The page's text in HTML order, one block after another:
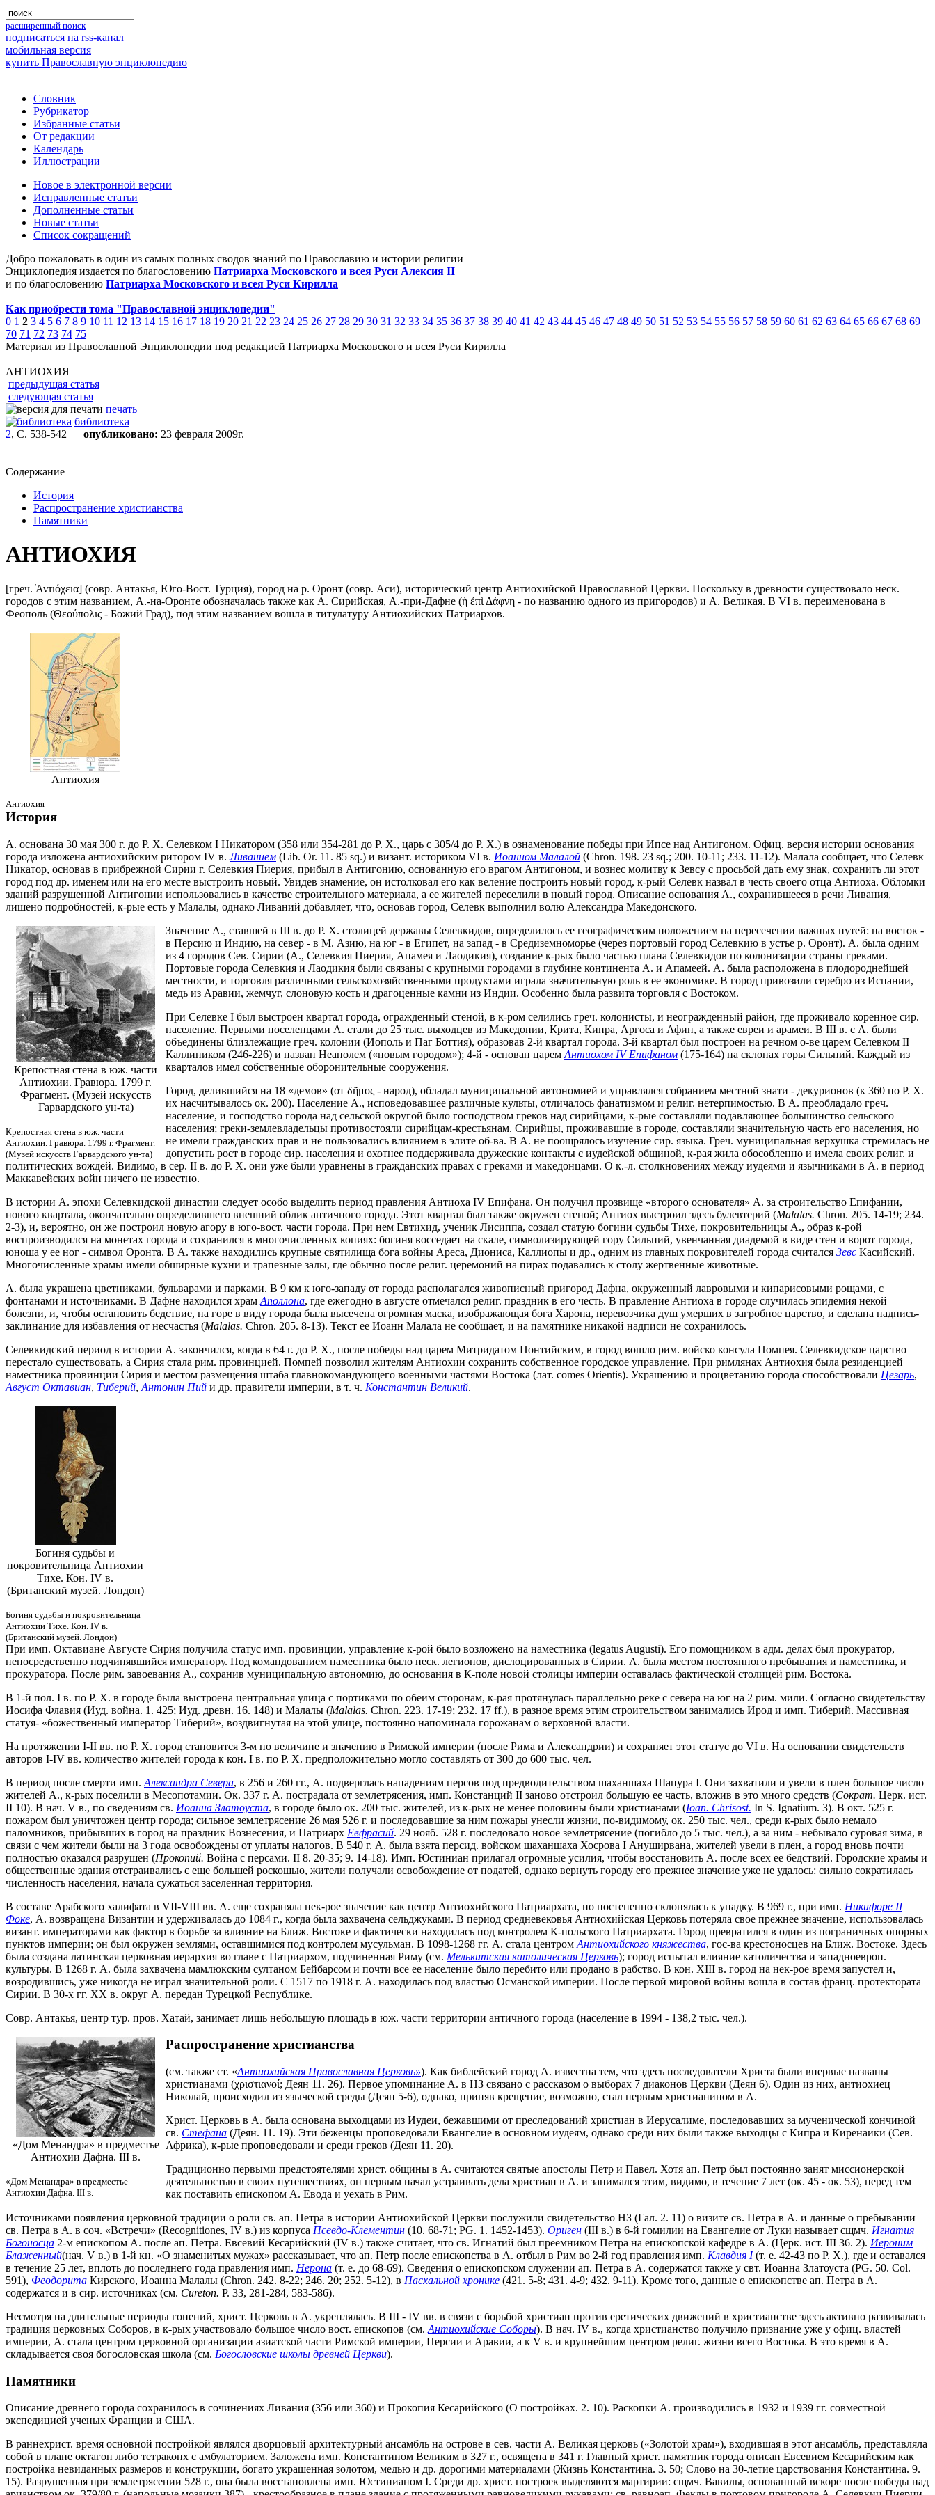
расширенный поиск
подписаться на rss-канал
мобильная версия
купить Православную энциклопедию
Словник
Рубрикатор
Избранные статьи
От редакции
Календарь
Иллюстрации
Новое в электронной версии
Исправленные статьи
Дополненные статьи
Новые статьи
Список сокращений
Добро пожаловать в один из самых полных сводов знаний по Православию и истории религии
Энциклопедия издается по благословению Патриарха Московского и всея Руси Алексия II
и по благословению Патриарха Московского и всея Руси Кирилла
Как приобрести тома "Православной энциклопедии"
0 1 2 3 4 5 6 7 8 9 10 11 12 13 14 15 16 17 18 19 20 21 22 23 24 25 26 27 28 29 30 31 32 33 34 35 36 37 38 39 40 41 42 43 44 45 46 47 48 49 50 51 52 53 54 55 56 57 58 59 60 61 62 63 64 65 66 67 68 69
70 71 72 73 74 75
Материал из Православной Энциклопедии под редакцией Патриарха Московского и всея Руси Кирилла
АНТИОХИЯ
предыдущая статья
следующая статья
печать
библиотека
2, С. 538-542 опубликовано: 23 февраля 2009г.
Содержание
История
Распространение христианства
Памятники
АНТИОХИЯ
[греч. ̓Αντιόχεια] (совр. Антакья, Юго-Вост. Турция), город на р. Оронт (совр. Аси), исторический центр Антиохийской Православной Церкви. Поскольку в древности существовало неск.
городов с этим названием, А.-на-Оронте обозначалась также как А. Сирийская, А.-при-Дафне (ἡ ἐπὶ Δάφνη - по названию одного из пригородов) и А. Великая. В VI в. переименована в
Феополь (Θεούπολις - Божий Град), под этим названием вошла в титулатуру Антиохийских Патриархов.
Антиохия
Антиохия
История
А. основана 30 мая 300 г. до Р. Х. Селевком I Никатором (358 или 354-281 до Р. Х., царь с 305/4 до Р. Х.) в ознаменование победы при Ипсе над Антигоном. Офиц. версия истории основания
города изложена антиохийским ритором IV в.Ливанием (Lib. Or. 11. 85 sq.) и визант. историком VI в. Иоанном Малалой (Chron. 198. 23 sq.; 200. 10-11; 233. 11-12). Малала сообщает, что Селевк
Никатор, основав в прибрежной Сирии г. Селевкия Пиерия, прибыл в Антигонию, основанную его врагом Антигоном, и вознес молитву к Зевсу с просьбой дать ему знак, сохранить ли этот
город под др. именем или на его месте выстроить новый. Увидев знамение, он истолковал его как веление построить новый город, к-рый Селевк назвал в честь своего отца Антиоха. Обломки
зданий разрушенной Антигонии использовались в качестве строительного материала, а ее жителей переселили в новый город. Описание основания А., сохранившееся в речи Ливания,
лишено подробностей, к-рые есть у Малалы, однако Ливаний добавляет, что, основав город, Селевк выполнил волю Александра Македонского.
Крепостная стена в юж. части
Антиохии. Гравюра. 1799 г.
Фрагмент. (Музей искусств
Гарвардского ун-та)
Крепостная стена в юж. части
Антиохии. Гравюра. 1799 г. Фрагмент.
(Музей искусств Гарвардского ун-та)
Значение А., ставшей в III в. до Р. Х. столицей державы Селевкидов, определилось ее географическим положением на пересечении важных путей: на восток -
в Персию и Индию, на север - в М. Азию, на юг - в Египет, на запад - в Средиземноморье (через портовый город Селевкию в устье р. Оронт). А. была одним
из 4 городов Сев. Сирии (А., Селевкия Пиерия, Апамея и Лаодикия), создание к-рых было частью плана Селевкидов по колонизации страны греками.
Портовые города Селевкия и Лаодикия были связаны с крупными городами в глубине континента А. и Апамеей. А. была расположена в плодороднейшей
местности, и торговля различными сельскохозяйственными продуктами играла значительную роль в ее экономике. В город привозили серебро из Испании,
медь из Аравии, жемчуг, слоновую кость и драгоценные камни из Индии. Особенно была развита торговля с Востоком.
При Селевке I был выстроен квартал города, огражденный стеной, в к-ром селились греч. колонисты, и неогражденный район, где проживало коренное сир.
население. Первыми поселенцами А. стали до 25 тыс. выходцев из Македонии, Крита, Кипра, Аргоса и Афин, а также евреи и арамеи. В III в. с А. были
объединены близлежащие греч. колонии (Иополь и Паг Боттия), образовав 2-й квартал города. 3-й квартал был построен на речном о-ве царем Селевком II
Каллиником (246-226) и назван Неаполем («новым городом»); 4-й - основан царем Антиохом IV Епифаном (175-164) на склонах горы Сильпий. Каждый из
кварталов имел собственные оборонительные сооружения.
Город, делившийся на 18 «демов» (от δῆμος - народ), обладал муниципальной автономией и управлялся собранием местной знати - декурионов (к 360 по Р. Х.
их насчитывалось ок. 200). Население А., исповедовавшее различные культы, отличалось фанатизмом и религ. нетерпимостью. В А. преобладало греч.
население, и господство города над сельской округой было господством греков над сирийцами, к-рые составляли подавляющее большинство сельского
населения; греки-землевладельцы противостояли сирийцам-крестьянам. Сирийцы, проживавшие в городе, составляли значительную часть его населения, но
не имели гражданских прав и не пользовались влиянием в элите об-ва. В А. не поощрялось изучение сир. языка. Греч. муниципальная верхушка стремилась не
допустить рост в городе сир. населения и охотнее поддерживала дружеские контакты с иудейской общиной, к-рая жила обособленно и имела своих религ. и
политических вождей. Видимо, в сер. II в. до Р. Х. они уже были уравнены в гражданских правах с греками и македонцами. О к.-л. столкновениях между иудеями и язычниками в А. в период
Маккавейских войн ничего не известно.
В истории А. эпохи Селевкидской династии следует особо выделить период правления Антиоха IV Епифана. Он получил прозвище «второго основателя» А. за строительство Епифании,
нового квартала, окончательно определившего внешний облик античного города. Этот квартал был также окружен стеной; Антиох выстроил здесь булевтерий (Malalas. Chron. 205. 14-19; 234.
2-3), и, вероятно, он же построил новую агору в юго-вост. части города. При нем Евтихид, ученик Лисиппа, создал статую богини судьбы Тихе, покровительницы А., образ к-рой
воспроизводился на монетах города и сохранился в многочисленных копиях: богиня восседает на скале, символизирующей гору Сильпий, увенчанная диадемой в виде стен и ворот города,
юноша у ее ног - символ Оронта. В А. также находились крупные святилища бога войны Ареса, Диониса, Каллиопы и др., одним из главных покровителей города считался Зевс Касийский.
Многочисленные храмы имели обширные кухни и трапезные залы, где обычно после религ. церемоний на пирах подавались к столу жертвенные животные.
А. была украшена цветниками, бульварами и парками. В 9 км к юго-западу от города располагался живописный пригород Дафна, окруженный лавровыми и кипарисовыми рощами, с
фонтанами и источниками. В Дафне находился храм Аполлона, где ежегодно в августе отмечался религ. праздник в его честь. В правление Антиоха в городе случилась эпидемия некой
болезни, и, чтобы остановить бедствие, на горе в виду города была высечена огромная маска, изображающая бога Харона, перевозчика душ умерших в загробное царство, и сделана надпись-
заклинание для избавления от несчастья (Malalas. Chron. 205. 8-13). Текст ее Иоанн Малала не сообщает, и на памятнике никакой надписи не сохранилось.
Селевкидский период в истории А. закончился, когда в 64 г. до Р. Х., после победы над царем Митридатом Понтийским, в город вошло рим. войско консула Помпея. Селевкидское царство
перестало существовать, а Сирия стала рим. провинцией. Помпей позволил жителям Антиохии сохранить собственное городское управление. При римлянах Антиохия была резиденцией
наместника провинции Сирия и местом размещения штаба главнокомандующего военными частями Востока (лат. comes Orientis). Украшению и процветанию города способствовали Цезарь,
Август Октавиан, Тиберий, Антонин Пий и др. правители империи, в т. ч. Константин Великий.
Богиня судьбы и
покровительница Антиохии
Тихе. Кон. IV в.
(Британский музей. Лондон)
Богиня судьбы и покровительница
Антиохии Тихе. Кон. IV в.
(Британский музей. Лондон)
При имп. Октавиане Августе Сирия получила статус имп. провинции, управление к-рой было возложено на наместника (legatus Augusti). Его помощником в адм. делах был прокуратор,
непосредственно подчинявшийся императору. Под командованием наместника было неск. легионов, дислоцированных в Сирии. А. была местом постоянного пребывания и наместника, и
прокуратора. После рим. завоевания А., сохранив муниципальную автономию, до основания в К-поле новой столицы империи оставалась фактической столицей рим. Востока.
В 1-й пол. I в. по Р. Х. в городе была выстроена центральная улица с портиками по обеим сторонам, к-рая протянулась параллельно реке с севера на юг на 2 рим. мили. Согласно свидетельству
Иосифа Флавия (Иуд. война. 1. 425; Иуд. древн. 16. 148) и Малалы (Malalas. Chron. 223. 17-19; 232. 17 ff.), в разное время этим строительством занимались Ирод и имп. Тиберий. Массивная
статуя- «божественный император Тиберий», воздвигнутая на этой улице, постоянно напоминала горожанам о верховной власти.
На протяжении I-II вв. по Р. Х. город становится 3-м по величине и значению в Римской империи (после Рима и Александрии) и сохраняет этот статус до VI в. На основании свидетельств
авторов I-IV вв. количество жителей города к кон. I в. по Р. Х. предположительно могло составлять от 300 до 600 тыс. чел.
В период после смерти имп. Александра Севера, в 256 и 260 гг., А. подверглась нападениям персов под предводительством шаханшаха Шапура I. Они захватили и увели в плен большое число
жителей А., к-рых поселили в Месопотамии. Ок. 337 г. А. пострадала от землетрясения, имп. Констанций II заново отстроил большую ее часть, вложив в это много средств (Сократ. Церк. ист.
II 10). В нач. V в., по сведениям св. Иоанна Златоуста, в городе было ок. 200 тыс. жителей, из к-рых не менее половины были христианами (Ioan. Chrisost. In S. Ignatium. 3). В окт. 525 г.
пожаром был уничтожен центр города; сильное землетрясение 26 мая 526 г. и последовавшие за ним пожары унесли жизни, по-видимому, ок. 250 тыс. чел., среди к-рых было немало
паломников, прибывших в город на праздник Вознесения, и Патриарх Евфрасий. 29 нояб. 528 г. последовало новое землетрясение (погибло до 5 тыс. чел.), а за ним - небывало суровая зима, в
связи с чем жители были на 3 года освобождены от уплаты налогов. В 540 г. А. была взята персид. войском шаханшаха Хосрова I Ануширвана, жителей увели в плен, а город вновь почти
полностью оказался разрушен (Прокопий. Война с персами. II 8. 20-35; 9. 14-18). Имп. Юстиниан прилагал огромные усилия, чтобы восстановить А. после всех ее бедствий. Городские храмы и
общественные здания отстраивались с еще большей роскошью, жители получали освобождение от податей, однако вернуть городу его прежнее значение уже не удалось: сильно сократилась
численность населения, начала сужаться заселенная территория.
В составе Арабского халифата в VII-VIII вв. А. еще сохраняла нек-рое значение как центр Антиохийского Патриархата, но постепенно склонялась к упадку. В 969 г., при имп. Никифоре II
Фоке, А. возвращена Византии и удерживалась до 1084 г., когда была захвачена сельджуками. В период средневековья Антиохийская Церковь потеряла свое прежнее значение, использовалась
визант. императорами как фактор в борьбе за влияние на Ближ. Востоке и фактически находилась под контролем К-польского Патриархата. Город превратился в один из пограничных опорных
пунктов империи; он был окружен землями, оставшимися под контролем мусульман. В 1098-1268 гг. А. стала центром Антиохийского княжества, гос-ва крестоносцев на Ближ. Востоке. Здесь
была создана латинская церковная иерархия во главе с Патриархом, подчиненная Риму (см. Мелькитская католическая Церковь); город испытал влияние католичества и западноевроп.
культуры. В 1268 г. А. была захвачена мамлюкским султаном Бейбарсом и почти все ее население было перебито или продано в рабство. В кон. XIII в. город на нек-рое время запустел и,
возродившись, уже никогда не играл значительной роли. С 1517 по 1918 г. А. находилась под властью Османской империи. После первой мировой войны вошла в состав франц. протектората
Сирии. В 30-х гг. XX в. округ А. передан Турецкой Республике.
Совр. Антакья, центр тур. пров. Хатай, занимает лишь небольшую площадь в юж. части территории античного города (население в 1994 - 138,2 тыс. чел.).
«Дом Менандра» в предместье
Антиохии Дафна. III в.
«Дом Менандра» в предместье
Антиохии Дафна. III в.
Распространение христианства
(см. также ст. «Антиохийская Православная Церковь»). Как библейский город А. известна тем, что здесь последователи Христа были впервые названы
христианами (χριστιανοί; Деян 11. 26). Первое упоминание А. в НЗ связано с рассказом о выборах 7 диаконов Церкви (Деян 6). Один из них, антиохиец
Николай, происходил из языческой среды (Деян 5-6), однако, приняв крещение, возможно, стал первым христианином в А.
Христ. Церковь в А. была основана выходцами из Иудеи, бежавшими от преследований христиан в Иерусалиме, последовавших за мученической кончиной
св. Стефана (Деян. 11. 19). Эти беженцы проповедовали Евангелие в основном иудеям, однако среди них были также выходцы с Кипра и Киренаики (Сев.
Африка), к-рые проповедовали и среди греков (Деян 11. 20).
Традиционно первыми предстоятелями христ. общины в А. считаются святые апостолы Петр и Павел. Хотя ап. Петр был постоянно занят миссионерской
деятельностью в своих путешествиях, он первым начал устраивать дела христиан в А. и занимался этим, видимо, в течение 7 лет (ок. 45 - ок. 53), перед тем
как поставить епископом А. Евода и уехать в Рим.
Источниками появления церковной традиции о роли св. ап. Петра в истории Антиохийской Церкви послужили свидетельство НЗ (Гал. 2. 11) о визите св. Петра в А. и данные о пребывании
св. Петра в А. в соч. «Встречи» (Recognitiones, IV в.) из корпуса Псевдо-Клементин (10. 68-71; PG. 1. 1452-1453). Ориген (III в.) в 6-й гомилии на Евангелие от Луки называет сщмч. Игнатия
Богоносца 2-м епископом А. после ап. Петра. Евсевий Кесарийский (IV в.) также считает, что св. Игнатий был преемником Петра на епископской кафедре в А. (Церк. ист. III 36. 2). Иероним
Блаженный(нач. V в.) в 1-й кн. «О знаменитых мужах» рассказывает, что ап. Петр после епископства в А. отбыл в Рим во 2-й год правления имп. Клавдия I(т. е. 42-43 по Р. Х.), где и оставался
в течение 25 лет, вплоть до последнего года правления имп. Нерона (т. е. до 68-69). Сведения о епископском служении ап. Петра в А. содержатся также у свт. Иоанна Златоуста (PG. 50. Col.
591), Феодорита Кирского, Иоанна Малалы (Chron. 242. 8-22; 246. 20; 252. 5-12), в Пасхальной хронике (421. 5-8; 431. 4-9; 432. 9-11). Кроме того, данные о епископстве ап. Петра в А.
содержатся и в сир. источниках (см. Cureton. Р. 33, 281-284, 583-586).
Несмотря на длительные периоды гонений, христ. Церковь в А. укреплялась. В III - IV вв. в связи с борьбой христиан против еретических движений в христианстве здесь активно развивалась
традиция церковных Соборов, в к-рых участвовало большое число вост. епископов (см. Антиохийские Соборы). В нач. IV в., когда христианство получило признание уже у офиц. властей
империи, А. стала центром церковной организации азиатской части Римской империи, Персии и Аравии, а к V в. и крупнейшим центром религ. жизни всего Востока. В это время в А.
складывается своя богословская школа (см. Богословские школы древней Церкви).
Памятники
Описание древнего города сохранилось в сочинениях Ливания (356 или 360) и Прокопия Кесарийского (О постройках. 2. 10). Раскопки А. производились в 1932 и 1939 гг. совместной
экспедицией ученых Франции и США.
В раннехрист. время основной постройкой являлся дворцовый архитектурный ансамбль на острове в сев. части А. Великая церковь («Золотой храм»), входившая в этот ансамбль, представляла
собой в плане октагон либо тетраконх с амбулаторием. Заложена имп. Константином Великим в 327 г., освящена в 341 г. Главный христ. памятник города описан Евсевием Кесарийским как
постройка невиданных размеров и конструкции, богато украшенная золотом, медью и др. дорогими материалами (Жизнь Константина. 3. 50; Слово на 30-летие царствования Константина. 9.
15). Разрушенная при землетрясении 528 г., она была восстановлена имп. Юстинианом I. Среди др. христ. построек выделяются мартирии: сщмч. Вавилы, основанный вскоре после победы над